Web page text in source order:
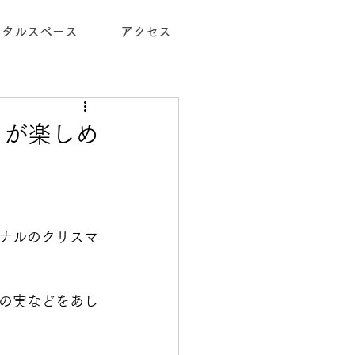
ルスペース アクセス
楽しめ
ルのクリスマ
実などをあし